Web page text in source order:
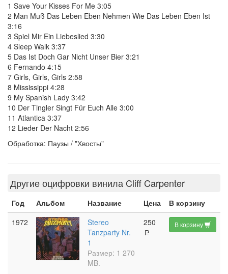
1 Save Your Kisses For Me 3:05
2 Man Muß Das Leben Eben Nehmen Wie Das Leben Eben Ist
3:16
3 Spiel Mir Ein Liebeslied 3:30
4 Sleep Walk 3:37
5 Das Ist Doch Gar Nicht Unser Bier 3:21
6 Fernando 4:15
7 Girls, Girls, Girls 2:58
8 Mississippi 4:28
9 My Spanish Lady 3:42
10 Der Tingler Singt Für Euch Alle 3:00
11 Atlantica 3:37
12 Lieder Der Nacht 2:56
Обработка: Паузы / "Хвосты"
Другие оцифровки винила Cliff Carpenter
Год Альбом Название Цена
В корзину
1972
Stereo
Tanzparty Nr.
1
Размер: 1 270
MB.
250
a
В корзину